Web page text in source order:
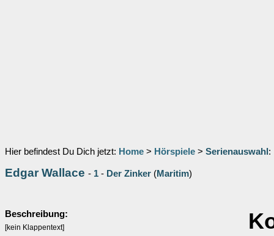
Hier befindest Du Dich jetzt: Home > Hörspiele > Serienauswahl :
Edgar Wallace - 1 - Der Zinker (Maritim)
Beschreibung:
[kein Klappentext]